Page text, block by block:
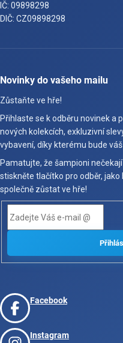
IČ: 09898298
DIČ: CZ09898298
Novinky do vašeho mailu
Zůstaňte ve hře!
Přihlaste se k odběru novinek a
nových kolekcích, exkluzivní
vybavení, díky kterému bude
Pamatujte, že šampioni
stiskněte tlačítko pro odběr,
společně zůstat ve hře!
Facebook
Instagram